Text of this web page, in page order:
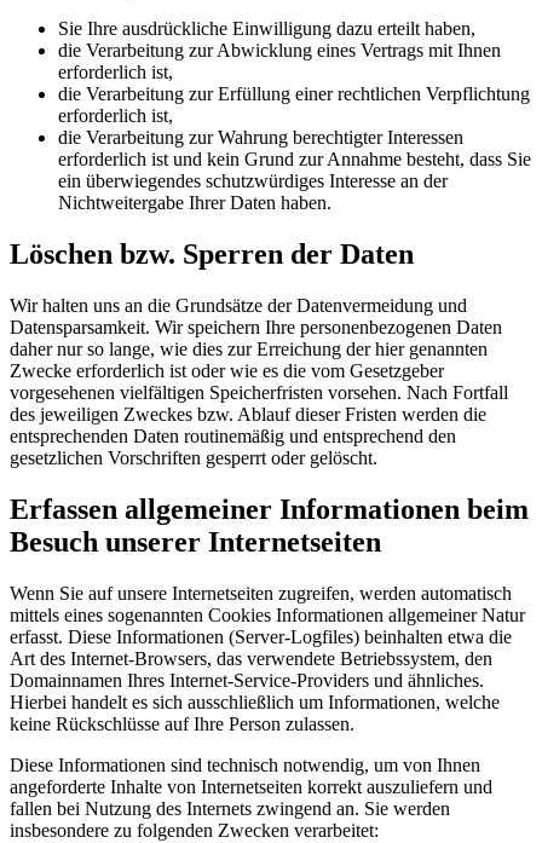
Sie Ihre ausdrückliche Einwilligung dazu erteilt haben,
die Verarbeitung zur Abwicklung eines Vertrags mit Ihnen
erforderlich ist,
die Verarbeitung zur Erfüllung einer rechtlichen Verpflichtung
erforderlich ist,
die Verarbeitung zur Wahrung berechtigter Interessen
erforderlich ist und kein Grund zur Annahme besteht, dass Sie
ein überwiegendes schutzwürdiges Interesse an der
Nichtweitergabe Ihrer Daten haben.
Löschen bzw. Sperren der Daten
Wir halten uns an die Grundsätze der Datenvermeidung und
Datensparsamkeit. Wir speichern Ihre personenbezogenen Daten
daher nur so lange, wie dies zur Erreichung der hier genannten
Zwecke erforderlich ist oder wie es die vom Gesetzgeber
vorgesehenen vielfältigen Speicherfristen vorsehen. Nach Fortfall
des jeweiligen Zweckes bzw. Ablauf dieser Fristen werden die
entsprechenden Daten routinemäßig und entsprechend den
gesetzlichen Vorschriften gesperrt oder gelöscht.
Erfassen allgemeiner Informationen beim
Besuch unserer Internetseiten
Wenn Sie auf unsere Internetseiten zugreifen, werden automatisch
mittels eines sogenannten Cookies Informationen allgemeiner Natur
erfasst. Diese Informationen (Server-Logfiles) beinhalten etwa die
Art des Internet-Browsers, das verwendete Betriebssystem, den
Domainnamen Ihres Internet-Service-Providers und ähnliches.
Hierbei handelt es sich ausschließlich um Informationen, welche
keine Rückschlüsse auf Ihre Person zulassen.
Diese Informationen sind technisch notwendig, um von Ihnen
angeforderte Inhalte von Internetseiten korrekt auszuliefern und
fallen bei Nutzung des Internets zwingend an. Sie werden
insbesondere zu folgenden Zwecken verarbeitet: